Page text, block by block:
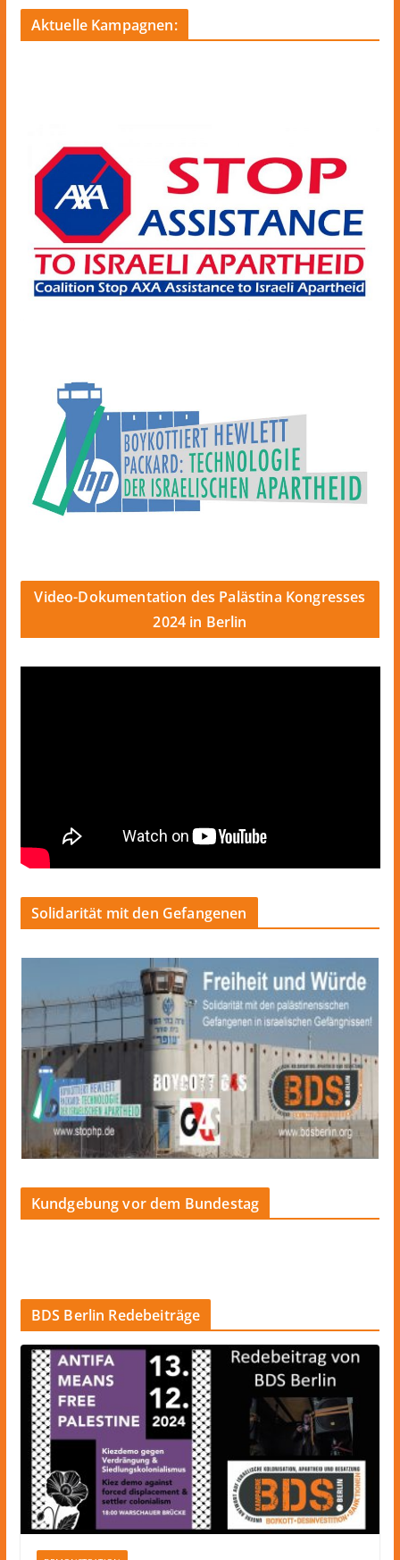
Aktuelle Kampagnen:
Video-Dokumentation des Palästina Kongresses
2024 in Berlin
Solidarität mit den Gefangenen
Kundgebung vor dem Bundestag
BDS Berlin Redebeiträge